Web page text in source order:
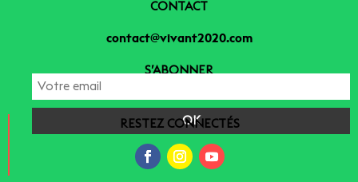
CONTACT
contact@vivant2020.com
S’ABONNER
RESTEZ CONNECTÉS